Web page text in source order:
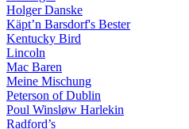
Holger Danske
Käpt’n Barsdorf's Bester
Kentucky Bird
Lincoln
Mac Baren
Meine Mischung
Peterson of Dublin
Poul Winsløw Harlekin
Radford’s